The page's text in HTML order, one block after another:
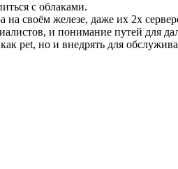
с облаками.
на своём железе, даже их 2х
и понимание путей для
pet, но и внедрять для